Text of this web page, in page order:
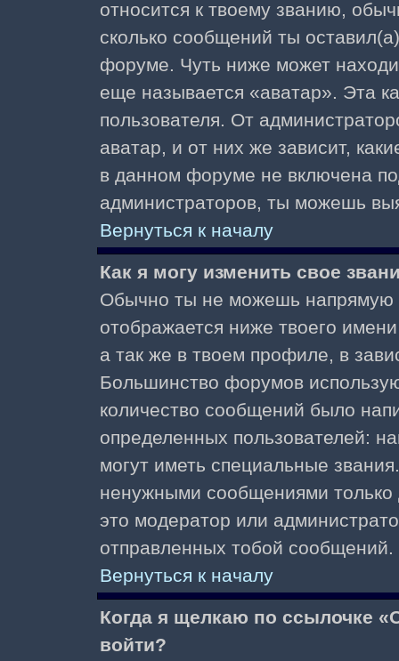
относится к твоему званию,
сколько сообщений ты
форуме. Чуть ниже может
еще называется «аватар». Эта
пользователя. От
аватар, и от них же зависит,
в данном форуме не включена
администраторов, ты можешь
Вернуться к началу
Как я могу изменить свое
Обычно ты не можешь напрямую
отображается ниже твоего
а так же в твоем профиле, в
Большинство форумов
количество сообщений было
определенных пользователей:
могут иметь специальные
ненужными сообщениями только
это модератор или
отправленных тобой сообщений.
Вернуться к началу
Когда я щелкаю по ссылочке
войти?